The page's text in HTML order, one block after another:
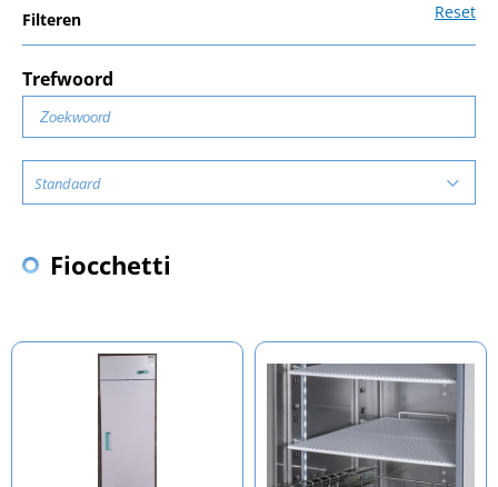
Filteren
Trefwoord
Reset
Standaard
Fiocchetti